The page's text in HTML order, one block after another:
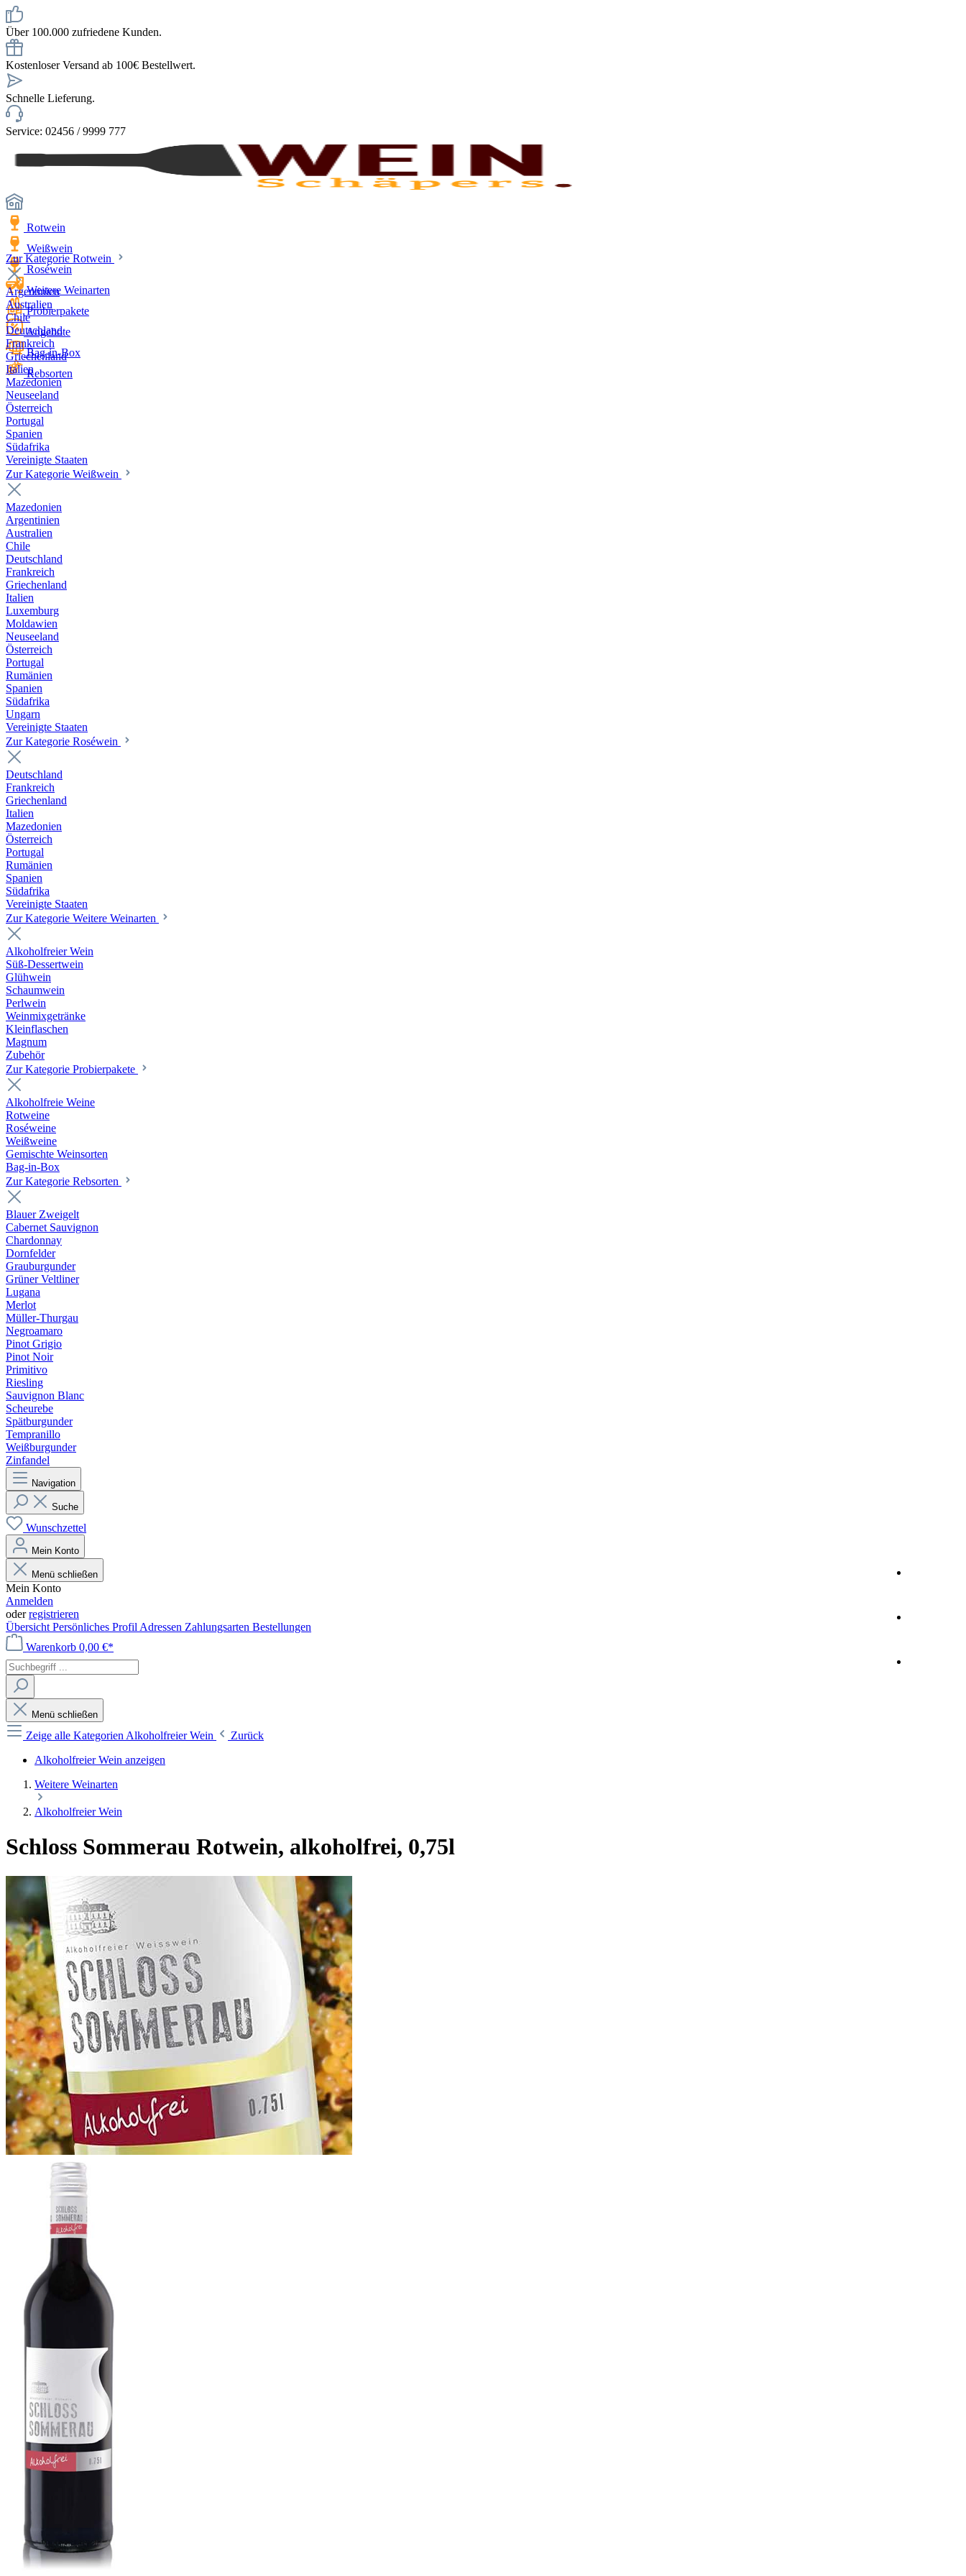
Über 100.000 zufriedene Kunden.
Kostenloser Versand ab 100€ Bestellwert.
Schnelle Lieferung.
Service: 02456 / 9999 777
Rotwein
Weißwein
Roséwein
Weitere Weinarten
Probierpakete
Angebote
Bag-in-Box
Rebsorten
Zur Kategorie Rotwein
Argentinien
Australien
Chile
Deutschland
Frankreich
Griechenland
Italien
Mazedonien
Neuseeland
Österreich
Portugal
Spanien
Südafrika
Vereinigte Staaten
Zur Kategorie Weißwein
Mazedonien
Argentinien
Australien
Chile
Deutschland
Frankreich
Griechenland
Italien
Luxemburg
Moldawien
Neuseeland
Österreich
Portugal
Rumänien
Spanien
Südafrika
Ungarn
Vereinigte Staaten
Zur Kategorie Roséwein
Deutschland
Frankreich
Griechenland
Italien
Mazedonien
Österreich
Portugal
Rumänien
Spanien
Südafrika
Vereinigte Staaten
Zur Kategorie Weitere Weinarten
Alkoholfreier Wein
Süß-Dessertwein
Glühwein
Schaumwein
Perlwein
Weinmixgetränke
Kleinflaschen
Magnum
Zubehör
Zur Kategorie Probierpakete
Alkoholfreie Weine
Rotweine
Roséweine
Weißweine
Gemischte Weinsorten
Bag-in-Box
Zur Kategorie Rebsorten
Blauer Zweigelt
Cabernet Sauvignon
Chardonnay
Dornfelder
Grauburgunder
Grüner Veltliner
Lugana
Merlot
Müller-Thurgau
Negroamaro
Pinot Grigio
Pinot Noir
Primitivo
Riesling
Sauvignon Blanc
Scheurebe
Spätburgunder
Tempranillo
Weißburgunder
Zinfandel
Navigation
Suche
Wunschzettel
Mein Konto
Menü schließen
Mein Konto
Anmelden
oderregistrieren
Übersicht Persönliches Profil Adressen Zahlungsarten Bestellungen
Warenkorb 0,00 €*
Menü schließen
Zeige alle Kategorien Alkoholfreier Wein
Zurück
Alkoholfreier Wein anzeigen
Weitere Weinarten
Alkoholfreier Wein
Schloss Sommerau Rotwein, alkoholfrei, 0,75l